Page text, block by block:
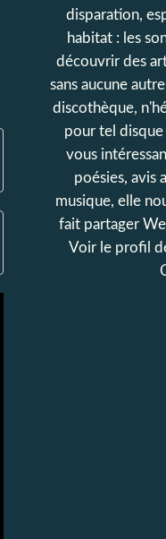
disparation,
habitat : les
découvrir des
sans aucune
discothèque,
pour tel
vous
poésies, avis
musique, elle
fait partager
Voir le profil